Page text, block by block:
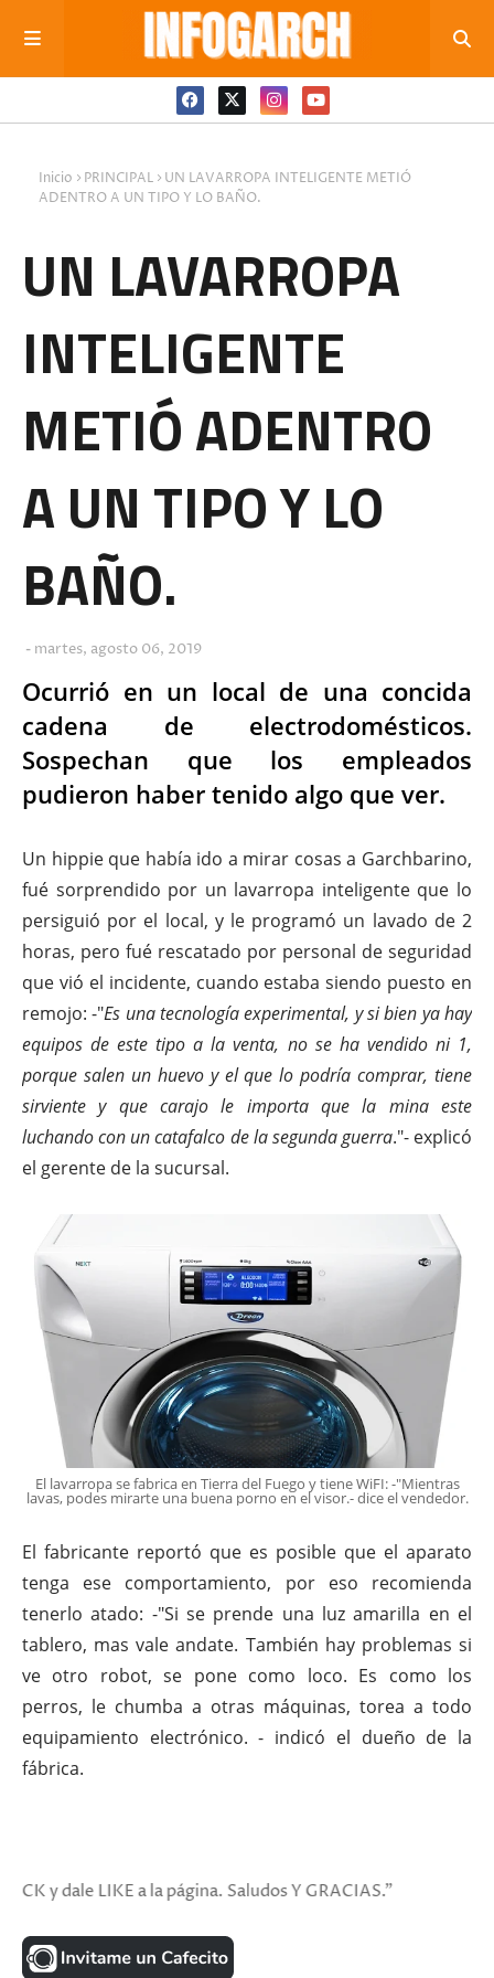
Inicio PRINCIPAL
UN LAVARROPA INTELIGENTE METIÓ
ADENTRO A UN TIPO Y LO BAÑO.
UN LAVARROPA
INTELIGENTE
METIÓ ADENTRO
A UN TIPO Y LO
BAÑO.
martes, agosto 06, 2019
Ocurrió en un local de una concida
cadena de electrodomésticos.
Sospechan que los empleados
pudieron haber tenido algo que ver.
Un hippie que había ido a mirar cosas a Garchbarino,
fué sorprendido por un lavarropa inteligente que lo
persiguió por el local, y le programó un lavado de 2
horas, pero fué rescatado por personal de seguridad
que vió el incidente, cuando estaba siendo puesto en
remojo: -"Es una tecnología experimental, y si bien ya hay
equipos de este tipo a la venta, no se ha vendido ni 1,
porque salen un huevo y el que lo podría comprar, tiene
sirviente y que carajo le importa que la mina este
luchando con un catafalco de la segunda guerra."- explicó
el gerente de la sucursal.
El lavarropa se fabrica en Tierra del Fuego y tiene WiFI: -"Mientras
lavas, podes mirarte una buena porno en el visor.- dice el vendedor.
El fabricante reportó que es posible que el aparato
tenga ese comportamiento, por eso recomienda
tenerlo atado: -"Si se prende una luz amarilla en el
tablero, mas vale andate. También hay problemas si
ve otro robot, se pone como loco. Es como los
perros, le chumba a otras máquinas, torea a todo
equipamiento electrónico. - indicó el dueño de la
fábrica.
LIKE a la página. Saludos Y GRACIAS."